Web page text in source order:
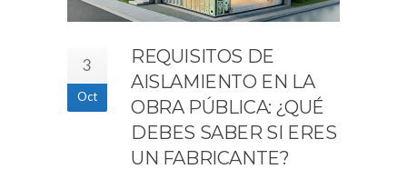
3
Oct
REQUISITOS DE
AISLAMIENTO EN LA
OBRA PÚBLICA: ¿QUÉ
DEBES SABER SI ERES
UN FABRICANTE?